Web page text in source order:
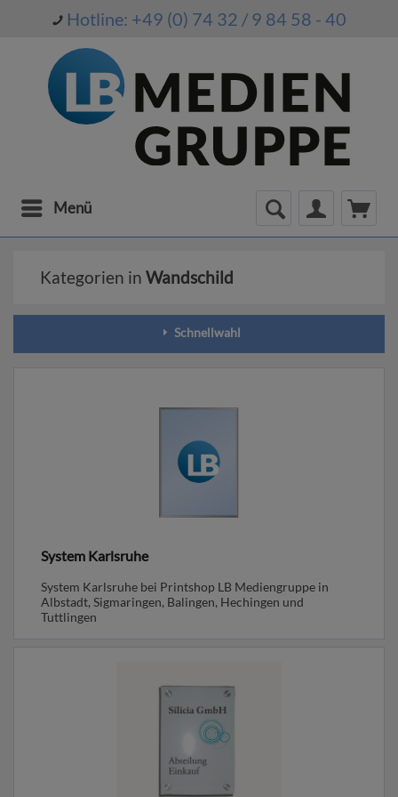
Hotline: +49 (0) 74 32 / 9 84 58 - 40
Menü
Kategorien in Wandschild
Schnellwahl
System Karlsruhe
System Karlsruhe bei Printshop LB Mediengruppe in
Albstadt, Sigmaringen, Balingen, Hechingen und
Tuttlingen